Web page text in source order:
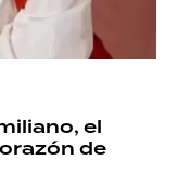
el
de